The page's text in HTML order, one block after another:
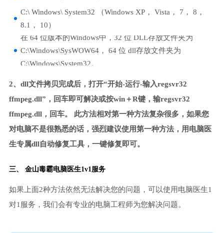
C:\ Windows\ System32 （Windows XP， Vista， 7， 8，
8.1， 10）
在 64 位版本的Windows中，32 位 DLL存放文件夹为
C:\Windows\SysWOW64， 64 位 dll存放文件夹为
C:\Windows\System32。
2、dll文件拷贝完成后，打开“开始-运行-输入regsvr32
ffmpeg.dll”，回车即可解决或按win＋R键，输regsvr32
ffmpeg.dll，回车。 此方法相对第一种方法复杂很多，如果您
对电脑不是很熟悉的话，强烈建议使用第一种方法，用电脑医
生专属dll自动修复工具，一键修复即可。
三、 金山毒霸电脑医生1v1服务
如果上面2种方法依然无法解决您的问题，可以使用电脑医生1
对1服务，我们会有专业的电脑工程师为您解决问题。